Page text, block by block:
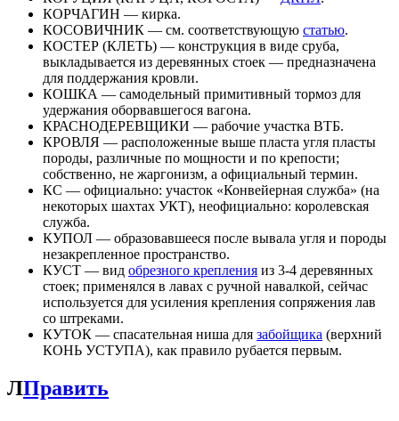
КОРЧАГИН — кирка.
КОСОВИЧНИК — см. соответствующую статью.
КОСТЕР (КЛЕТЬ) — конструкция в виде сруба,
выкладывается из деревянных стоек — предназначена
для поддержания кровли.
КОШКА — самодельный примитивный тормоз для
удержания оборвавшегося вагона.
КРАСНОДЕРЕВЩИКИ — рабочие участка ВТБ.
КРОВЛЯ — расположенные выше пласта угля пласты
породы, различные по мощности и по крепости;
собственно, не жаргонизм, а официальный термин.
КС — официально: участок «Конвейерная служба» (на
некоторых шахтах УКТ), неофициально: королевская
служба.
КУПОЛ — образовавшееся после вывала угля и породы
незакрепленное пространство.
КУСТ — вид обрезного крепления из 3-4 деревянных
стоек; применялся в лавах с ручной навалкой, сейчас
используется для усиления крепления сопряжения лав
со штреками.
КУТОК — спасательная ниша для забойщика (верхний
КОНЬ УСТУПА), как правило рубается первым.
ЛПравить